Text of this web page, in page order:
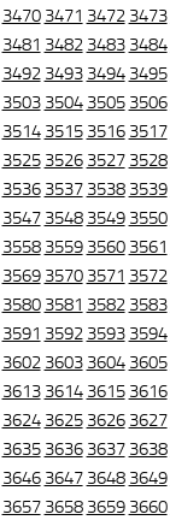
3470 3471 3472 3473
3481 3482 3483 3484
3492 3493 3494 3495
3503 3504 3505 3506
3514 3515 3516 3517
3525 3526 3527 3528
3536 3537 3538 3539
3547 3548 3549 3550
3558 3559 3560 3561
3569 3570 3571 3572
3580 3581 3582 3583
3591 3592 3593 3594
3602 3603 3604 3605
3613 3614 3615 3616
3624 3625 3626 3627
3635 3636 3637 3638
3646 3647 3648 3649
3657 3658 3659 3660